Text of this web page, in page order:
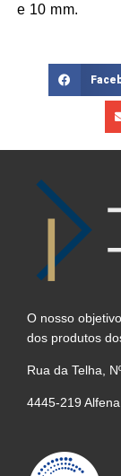
e 10 mm.
O nosso
dos produtos
Rua da Telha,
4445-219 Alfena